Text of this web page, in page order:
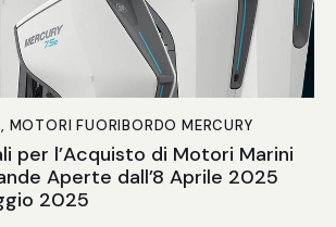
, MOTORI FUORIBORDO MERCURY
per l’Acquisto di Motori Marini
Aperte dall’8 Aprile 2025
2025